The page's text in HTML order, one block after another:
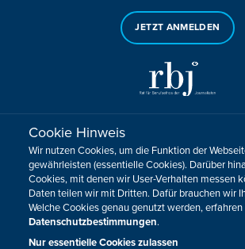
JETZT ANMELDEN
Sie haben noch Fragen oder
KONTAKTIEREN SIE UNS!
Impressum Datenschutz Kontakt
Cookie-Zustimmung anpassen
Design, Konzept & Programmierung:
Cookie Hinweis
Wir nutzen Cookies, um die Funktion der
gewährleisten (essentielle Cookies). Darüber
Cookies, mit denen wir User-Verhalten messen
Daten teilen wir mit Dritten. Dafür brauchen wir
Welche Cookies genau genutzt werden,
Datenschutzbestimmungen.
Nur essentielle Cookies zulassen